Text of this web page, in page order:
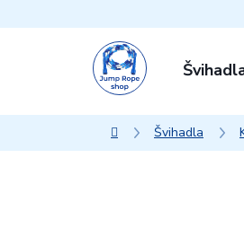
na
Domů
Švihadla